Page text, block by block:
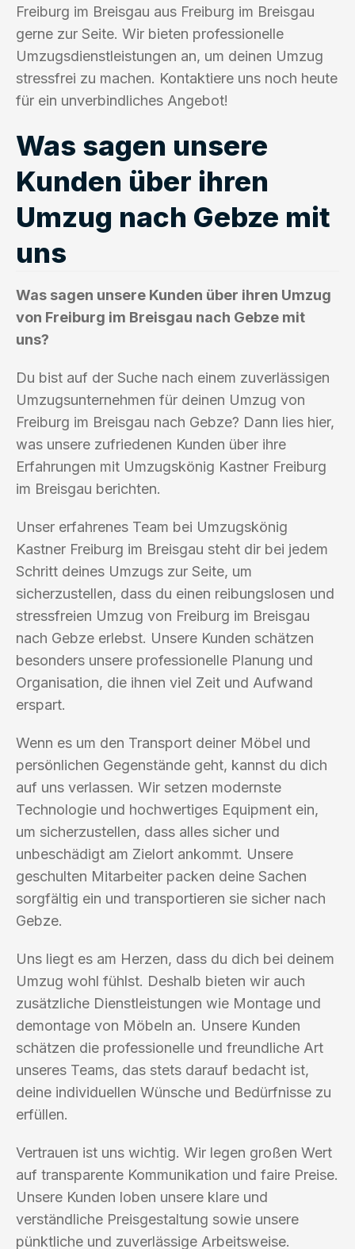
Freiburg im Breisgau aus Freiburg im Breisgau
gerne zur Seite. Wir bieten professionelle
Umzugsdienstleistungen an, um deinen Umzug
stressfrei zu machen. Kontaktiere uns noch heute
für ein unverbindliches Angebot!
Was sagen unsere
Kunden über ihren
Umzug nach Gebze mit
uns
Was sagen unsere Kunden über ihren Umzug
von Freiburg im Breisgau nach Gebze mit
uns?
Du bist auf der Suche nach einem zuverlässigen
Umzugsunternehmen für deinen Umzug von
Freiburg im Breisgau nach Gebze? Dann lies hier,
was unsere zufriedenen Kunden über ihre
Erfahrungen mit Umzugskönig Kastner Freiburg
im Breisgau berichten.
Unser erfahrenes Team bei Umzugskönig
Kastner Freiburg im Breisgau steht dir bei jedem
Schritt deines Umzugs zur Seite, um
sicherzustellen, dass du einen reibungslosen und
stressfreien Umzug von Freiburg im Breisgau
nach Gebze erlebst. Unsere Kunden schätzen
besonders unsere professionelle Planung und
Organisation, die ihnen viel Zeit und Aufwand
erspart.
Wenn es um den Transport deiner Möbel und
persönlichen Gegenstände geht, kannst du dich
auf uns verlassen. Wir setzen modernste
Technologie und hochwertiges Equipment ein,
um sicherzustellen, dass alles sicher und
unbeschädigt am Zielort ankommt. Unsere
geschulten Mitarbeiter packen deine Sachen
sorgfältig ein und transportieren sie sicher nach
Gebze.
Uns liegt es am Herzen, dass du dich bei deinem
Umzug wohl fühlst. Deshalb bieten wir auch
zusätzliche Dienstleistungen wie Montage und
demontage von Möbeln an. Unsere Kunden
schätzen die professionelle und freundliche Art
unseres Teams, das stets darauf bedacht ist,
deine individuellen Wünsche und Bedürfnisse zu
erfüllen.
Vertrauen ist uns wichtig. Wir legen großen Wert
auf transparente Kommunikation und faire Preise.
Unsere Kunden loben unsere klare und
verständliche Preisgestaltung sowie unsere
pünktliche und zuverlässige Arbeitsweise.